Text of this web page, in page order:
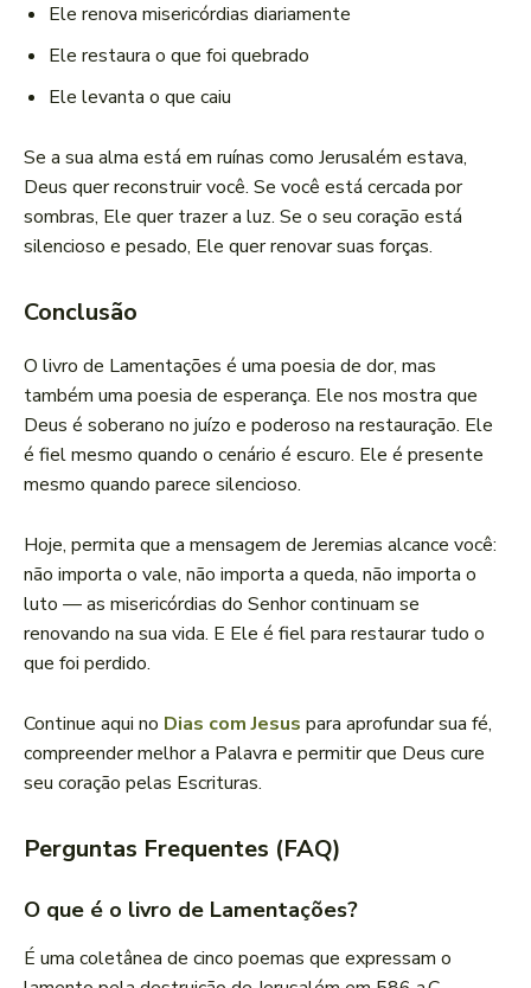
Ele renova misericórdias diariamente
Ele restaura o que foi quebrado
Ele levanta o que caiu
Se a sua alma está em ruínas como Jerusalém estava,
Deus quer reconstruir você. Se você está cercada por
sombras, Ele quer trazer a luz. Se o seu coração está
silencioso e pesado, Ele quer renovar suas forças.
Conclusão
O livro de Lamentações é uma poesia de dor, mas
também uma poesia de esperança. Ele nos mostra que
Deus é soberano no juízo e poderoso na restauração. Ele
é fiel mesmo quando o cenário é escuro. Ele é presente
mesmo quando parece silencioso.
Hoje, permita que a mensagem de Jeremias alcance você:
não importa o vale, não importa a queda, não importa o
luto — as misericórdias do Senhor continuam se
renovando na sua vida. E Ele é fiel para restaurar tudo o
que foi perdido.
Continue aqui no Dias com Jesus para aprofundar sua fé,
compreender melhor a Palavra e permitir que Deus cure
seu coração pelas Escrituras.
Perguntas Frequentes (FAQ)
O que é o livro de Lamentações?
É uma coletânea de cinco poemas que expressam o